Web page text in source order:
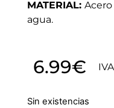
MATERIAL:
agua.
6.99€
Sin existencias